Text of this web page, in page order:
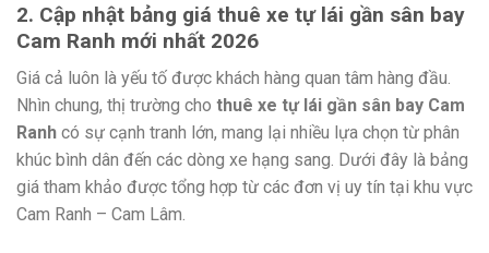
2. Cập nhật bảng giá thuê xe tự lái gần sân bay
Cam Ranh mới nhất 2026
Giá cả luôn là yếu tố được khách hàng quan tâm hàng đầu.
Nhìn chung, thị trường cho thuê xe tự lái gần sân bay Cam
Ranh có sự cạnh tranh lớn, mang lại nhiều lựa chọn từ phân
khúc bình dân đến các dòng xe hạng sang. Dưới đây là bảng
giá tham khảo được tổng hợp từ các đơn vị uy tín tại khu vực
Cam Ranh – Cam Lâm.